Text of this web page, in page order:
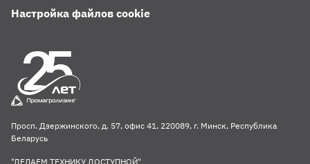
Просп. Дзержинского, д. 57, офис 41, 220089, г. Минск, Республика
Беларусь
"ДЕЛАЕМ ТЕХНИКУ ДОСТУПНОЙ"
Настройка файлов cookie